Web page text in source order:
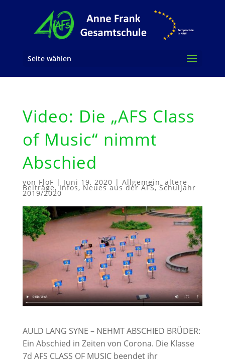
Seite wählen
Video: Die „AFS Class
of Music“ nimmt
Abschied
von FlöF | Juni 19, 2020 | Allgemein, ältere
Beiträge,Infos,Neues aus der AFS,Schuljahr
2019/2020
AULD LANG SYNE – NEHMT ABSCHIED BRÜDER:
Ein Abschied in Zeiten von Corona. Die Klasse
7d AFS CLASS OF MUSIC beendet ihr